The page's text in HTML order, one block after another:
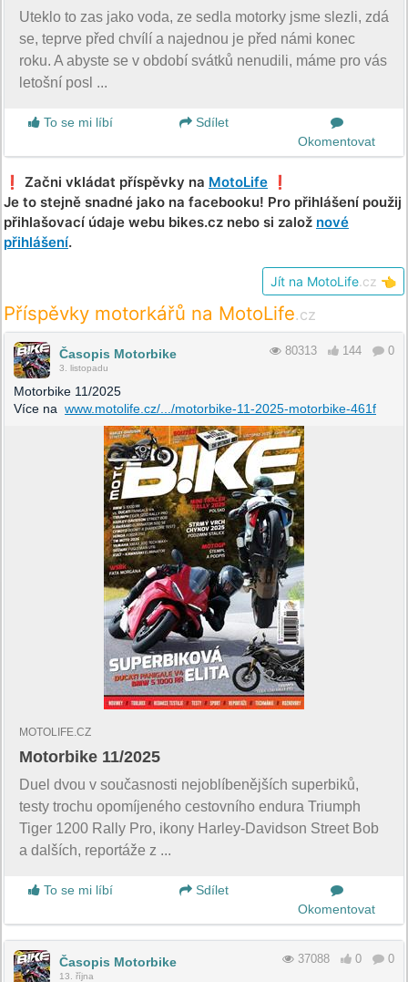
Uteklo to zas jako voda, ze sedla motorky jsme slezli, zdá
se, teprve před chvílí a najednou je před námi konec
roku. A abyste se v období svátků nenudili, máme pro vás
letošní posl ...
To se mi líbí
Sdílet
Okomentovat
❗️ Začni vkládat příspěvky na MotoLife ❗️
Je to stejně snadné jako na facebooku! Pro přihlášení použij
přihlašovací údaje webu bikes.cz nebo si založ nové
přihlášení.
Jít na MotoLife .cz 👈
Příspěvky motorkářů na MotoLife.cz
Časopis Motorbike
3. listopadu
80313 144 0
Motorbike 11/2025
Více na www.motolife.cz/.../motorbike-11-2025-motorbike-461f
MOTOLIFE.CZ
Motorbike 11/2025
Duel dvou v současnosti nejoblíbenějších superbiků,
testy trochu opomíjeného cestovního endura Triumph
Tiger 1200 Rally Pro, ikony Harley-Davidson Street Bob
a dalších, reportáže z ...
To se mi líbí
Sdílet
Okomentovat
Časopis Motorbike
13. října
37088 0 0